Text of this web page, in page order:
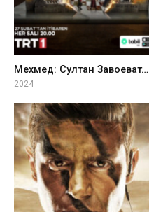
Мехмед: Султан Завоеватель
2024